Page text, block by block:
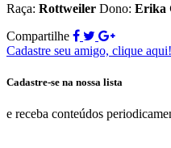
Raça: Rottweiler Dono: Erika
Compartilhe
Cadastre seu amigo, clique aqui!
Cadastre-se na nossa lista
e receba conteúdos